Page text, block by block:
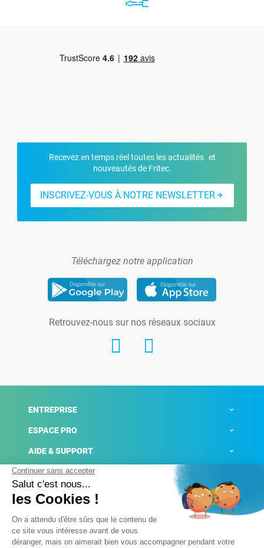
Recevez en temps réel toutes les actualités et
nouveautés de Fritec.
INSCRIVEZ-VOUS À NOTRE NEWSLETTER
Téléchargez notre application
Retrouvez-nous sur nos réseaux sociaux
ENTREPRISE
ESPACE PRO
AIDE & SUPPORT
ACTUALITÉS
Mentions légales